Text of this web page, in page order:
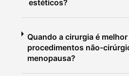
estéticos?
Quando a cirurgia é
procedimentos não-
menopausa?